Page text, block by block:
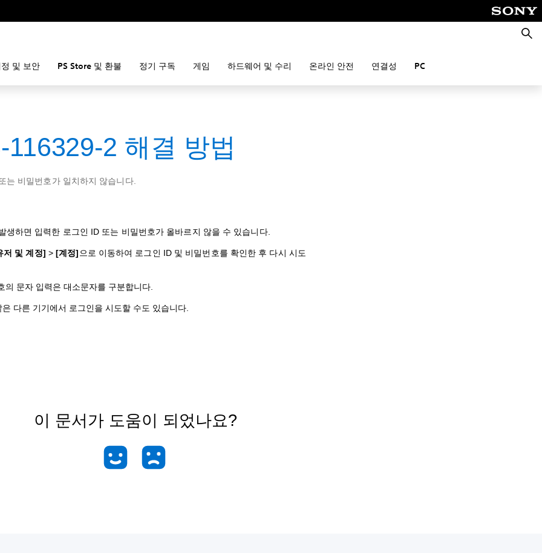
검
색
및 보안 PS Store 및 환불 정기 구독 게임 하드웨어 및 수리 온라인 안전 연결성 PC
116329-2 해결 방법
는 비밀번호가 일치하지 않습니다.
생하면 입력한 로그인 ID 또는 비밀번호가 올바르지 않을 수 있습니다.
저 및 계정] >[계정] 으로 이동하여 로그인 ID 및 비밀번호를 확인한 후 다시 시도
의 문자 입력은 대소문자를 구분합니다.
은 다른 기기에서 로그인을 시도할 수도 있습니다.
이 문서가 도움이 되었나요?